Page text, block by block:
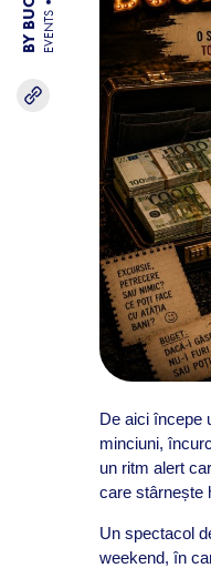
EVENTS
De aici începe
minciuni,
un ritm alert
care stârnește
Un spectacol
weekend, în